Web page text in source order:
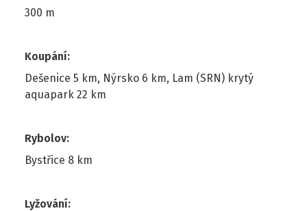
300 m
Koupání:
Dešenice 5 km, Nýrsko 6 km, Lam (SRN) krytý
aquapark 22 km
Rybolov:
Bystřice 8 km
Lyžování: